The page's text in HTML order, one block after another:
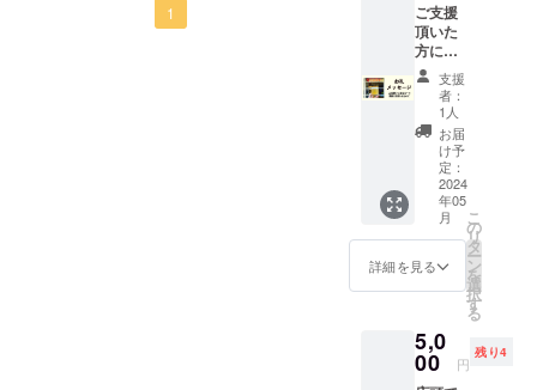
50％となりました！改めま
1
ご支援
頂いた
方に、
感謝の
気持ち
を込め
たメッ
セージ
をメー
ルにて
お送り
させて
頂きま
す。
メール
氏名
（ニッ
クネー
支援
者：
1人
お届
け予
定：
2024
年05
月
詳細を見る
こ
の
リ
タ
ー
ン
を
選
択
す
る
5,0
00 円
残り4